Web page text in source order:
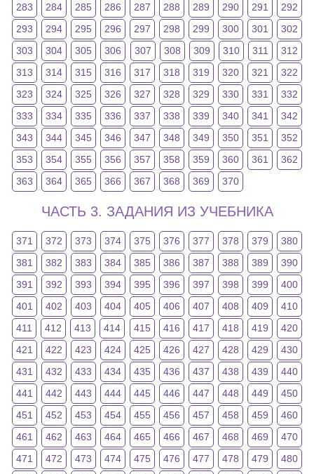
283 284 285 286 287 288 289 290 291
292
293
294 295 296 297 298 299 300 301
302
303
304 305 306 307 308 309 310 311
312
313
314 315 316 317 318 319 320 321
322
323
324 325 326 327 328 329 330 331
332
333
334 335 336 337 338 339 340 341
342
343
344 345 346 347 348 349 350 351
352
353
354 355 356 357 358 359 360 361
362
363
364 365 366 367 368 369 370
ЧАСТЬ 3. ЗАДАНИЯ ИЗ УЧЕБНИКА
371 372 373 374 375 376 377 378 379
380
381
382 383 384 385 386 387 388 389
390
391
392 393 394 395 396 397 398 399
400
401
402 403 404 405 406 407 408 409
410
411
412 413 414 415 416 417 418 419
420
421
422 423 424 425 426 427 428 429
430
431
432 433 434 435 436 437 438 439
440
441
442 443 444 445 446 447 448 449
450
451
452 453 454 455 456 457 458 459
460
461
462 463 464 465 466 467 468 469
470
471
472 473 474 475 476 477 478 479
480